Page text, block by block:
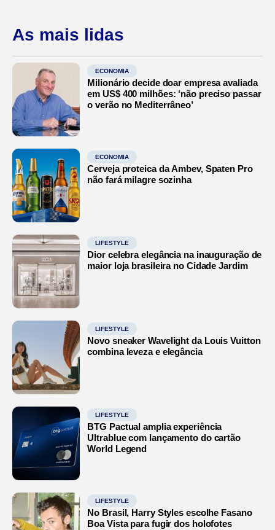
As mais lidas
ECONOMIA
Milionário decide doar empresa avaliada
em US$ 400 milhões: ‘não preciso passar
o verão no Mediterrâneo’
ECONOMIA
Cerveja proteica da Ambev, Spaten Pro
não fará milagre sozinha
LIFESTYLE
Dior celebra elegância na inauguração de
maior loja brasileira no Cidade Jardim
LIFESTYLE
Novo sneaker Wavelight da Louis Vuitton
combina leveza e elegância
LIFESTYLE
BTG Pactual amplia experiência
Ultrablue com lançamento do cartão
World Legend
LIFESTYLE
No Brasil, Harry Styles escolhe Fasano
Boa Vista para fugir dos holofotes